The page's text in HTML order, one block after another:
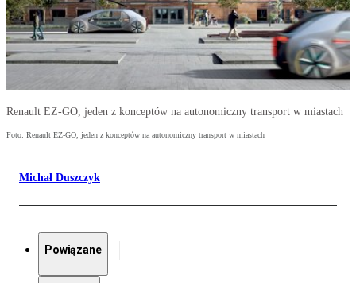
Renault EZ-GO, jeden z konceptów na autonomiczny transport w miastach
Foto: Renault EZ-GO, jeden z konceptów na autonomiczny transport w miastach
Michał Duszczyk
Powiązane